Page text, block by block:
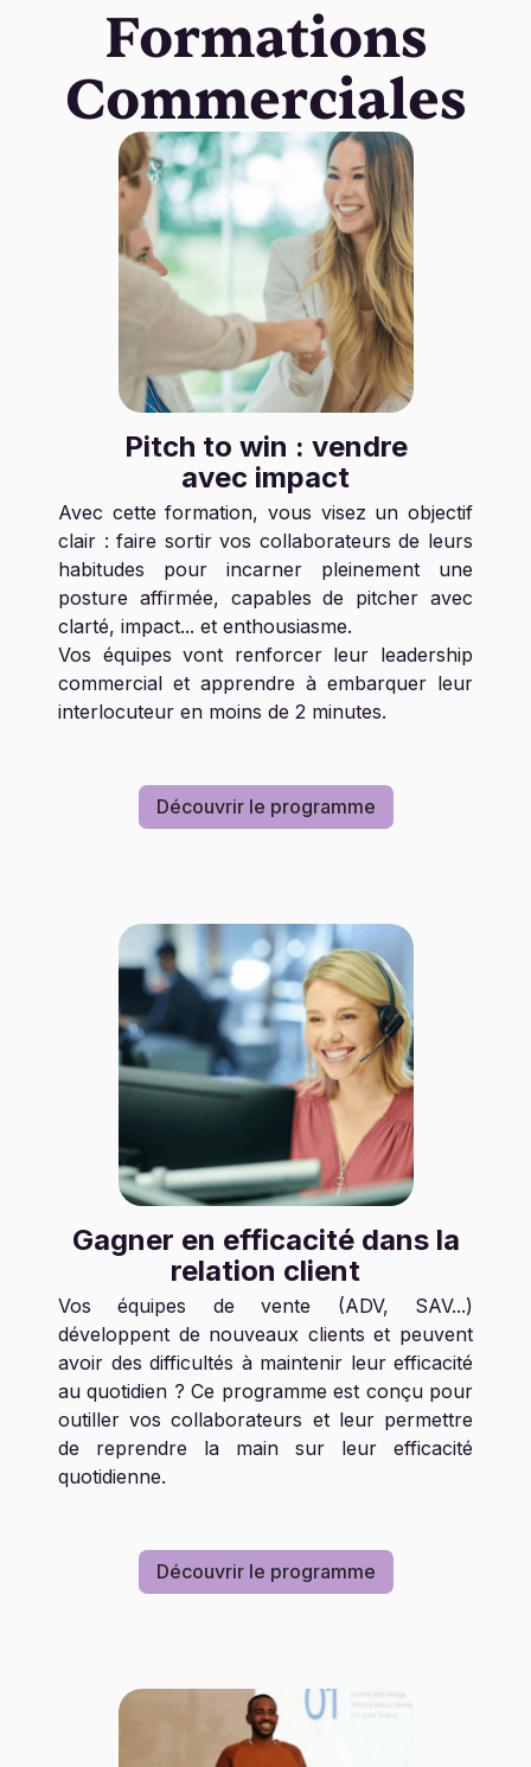
Formations
Commerciales
Pitch to win : vendre
avec impact
Avec cette formation, vous visez un objectif
clair : faire sortir vos collaborateurs de leurs
habitudes pour incarner pleinement une
posture affirmée, capables de pitcher avec
clarté, impact... et enthousiasme.
Vos équipes vont renforcer leur leadership
commercial et apprendre à embarquer leur
interlocuteur en moins de 2 minutes.
Découvrir le programme
Gagner en efficacité dans la
relation client
Vos équipes de vente (ADV, SAV...)
développent de nouveaux clients et peuvent
avoir des difficultés à maintenir leur efficacité
au quotidien ? Ce programme est conçu pour
outiller vos collaborateurs et leur permettre
de reprendre la main sur leur efficacité
quotidienne.
Découvrir le programme